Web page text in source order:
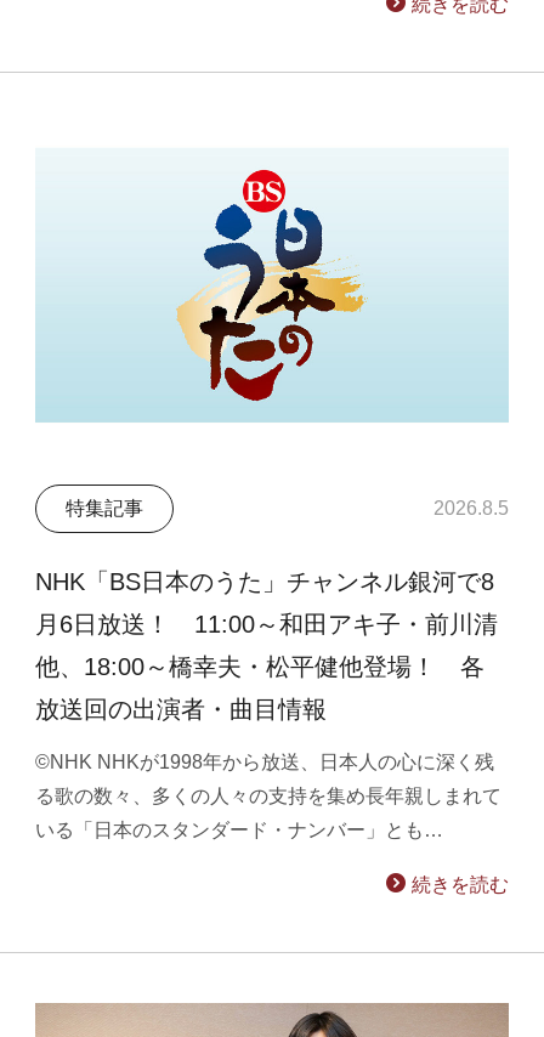
続きを読む
特集記事 2026.8.5
NHK「BS日本のうた」チャンネル銀河で8
月6日放送！ 11:00～和田アキ子・前川清
他、18:00～橋幸夫・松平健他登場！ 各
放送回の出演者・曲目情報
©NHK NHKが1998年から放送、日本人の心に深く残
る歌の数々、多くの人々の支持を集め長年親しまれて
いる「日本のスタンダード・ナンバー」とも…
続きを読む